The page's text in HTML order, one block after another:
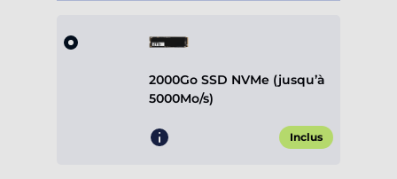
2000Go SSD NVMe (jusqu’à
5000Mo/s)
Inclus